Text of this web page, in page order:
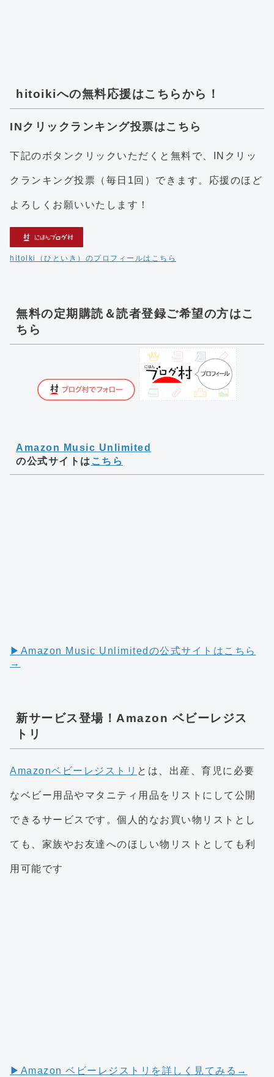
hitoikiへの無料応援はこちらから！
INクリックランキング投票はこちら
下記のボタンクリックいただくと無料で、INクリッ
クランキング投票（毎日1回）できます。応援のほど
よろしくお願いいたします！
hitoiki（ひといき）のプロフィールはこちら
無料の定期購読＆読者登録ご希望の方はこ
ちら
Amazon Music Unlimited
の公式サイトは こちら
▶︎Amazon Music Unlimitedの公式サイトはこちら
→
新サービス登場！Amazon ベビーレジス
トリ
Amazonベビーレジストリ とは、出産、育児に必要
なベビー用品やマタニティ用品をリストにして公開
できるサービスです。個人的なお買い物リストとし
ても、家族やお友達へのほしい物リストとしても利
用可能です
▶︎Amazon ベビーレジストリを詳しく見てみる→